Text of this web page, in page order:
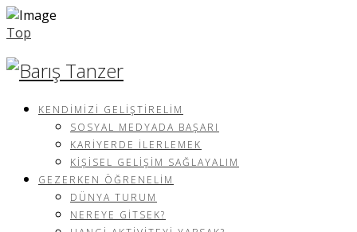
Top
KENDIMIZI GELIŞTIRELIM
SOSYAL MEDYADA BAŞARI
KARIYERDE İLERLEMEK
KIŞISEL GELIŞIM SAĞLAYALIM
GEZERKEN ÖĞRENELIM
DÜNYA TURUM
NEREYE GITSEK?